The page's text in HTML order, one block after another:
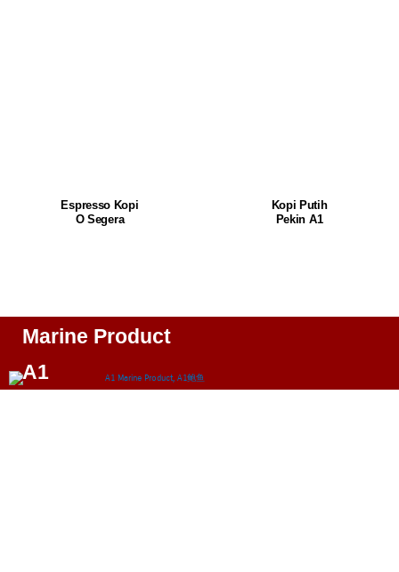
Espresso Kopi
O Segera
Kopi Putih
Pekin A1
Marine Product
A1